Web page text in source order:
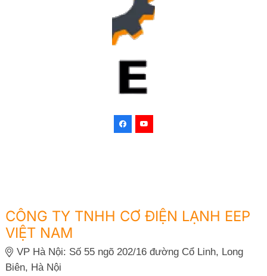
CÔNG TY TNHH CƠ ĐIỆN LẠNH EEP
VIỆT NAM
VP Hà Nội: Số 55 ngõ 202/16 đường Cổ Linh, Long
Biên, Hà Nội